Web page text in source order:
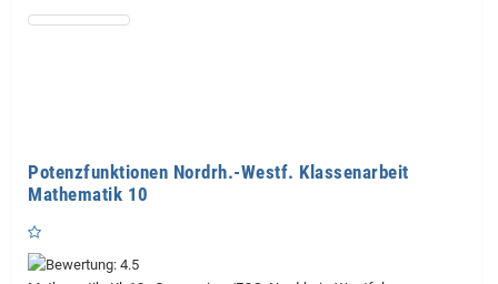
Potenzfunktionen Nordrh.-Westf. Klassenarbeit
Mathematik 10